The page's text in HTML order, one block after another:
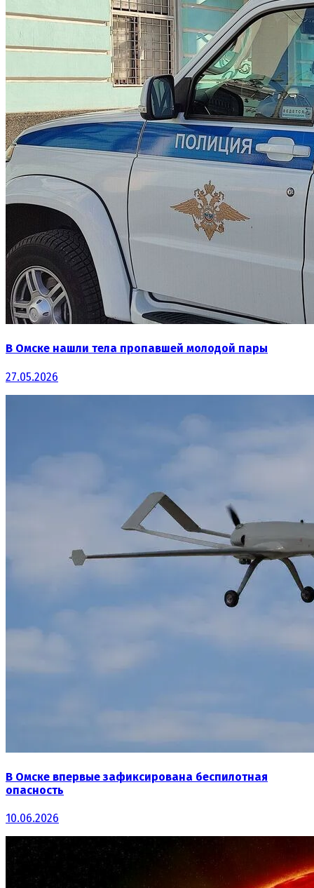
В Омске нашли тела пропавшей молодой пары
27.05.2026
В Омске впервые зафиксирована беспилотная
опасность
10.06.2026